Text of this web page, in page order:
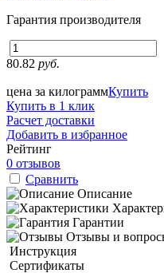
Гарантия производителя
80.82 руб.
цена за килограммКупить
Купить в 1 клик
Расчет доставки
Добавить в избранное
Рейтинг
0 отзывов
Сравнить
Описание
Гарантии
Отзывы и
Инструкция
Сертификаты